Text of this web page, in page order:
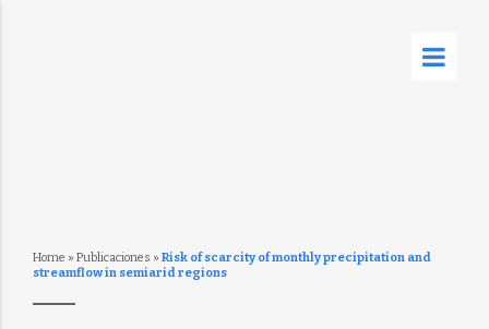
Home » Publicaciones » Risk of scarcity of monthly precipitation and
streamflow in semiarid regions